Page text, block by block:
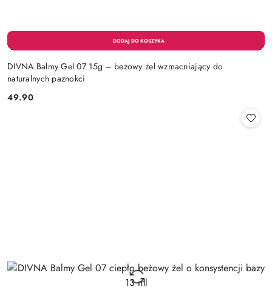
DIVNA Balmy Gel 07 15g – beżowy żel wzmacniający do
naturalnych paznokci
Cena:
49.90